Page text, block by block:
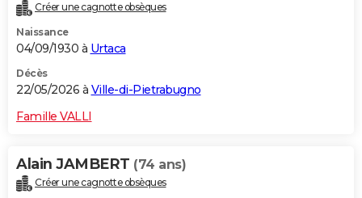
Créer une cagnotte obsèques
Naissance
04/09/1930 à Urtaca
Décès
22/05/2026 à Ville-di-Pietrabugno
Famille VALLI
Alain JAMBERT (74 ans)
Créer une cagnotte obsèques